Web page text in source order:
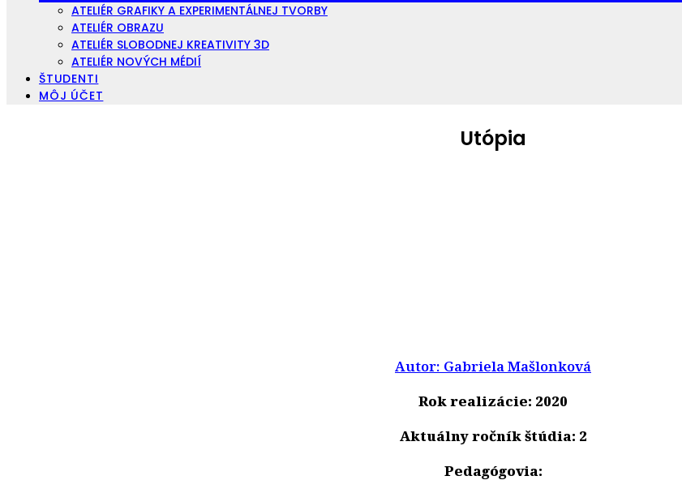
ATELIÉR GRAFIKY A EXPERIMENTÁLNEJ TVORBY
ATELIÉR OBRAZU
ATELIÉR SLOBODNEJ KREATIVITY 3D
ATELIÉR NOVÝCH MÉDIÍ
ŠTUDENTI
MÔJ ÚČET
Utópia
Autor: Gabriela Mašlonková
Rok realizácie: 2020
Aktuálny ročník štúdia: 2
Pedagógovia: